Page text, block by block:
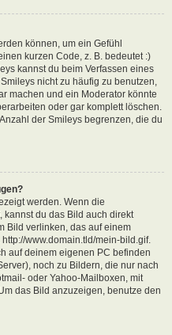
können, um ein Gefühl
kurzen Code, z. B. bedeutet :)
kannst du beim Verfassen eines
nicht zu häufig zu benutzen,
machen und ein Moderator könnte
oder gar komplett löschen.
der Smileys begrenzen, die du
werden. Wenn die
du das Bild auch direkt
Bild verlinken, das auf einem
www.domain.tld/mein-bild.gif.
auf deinem eigenen PC befinden
noch zu Bildern, die nur nach
oder Yahoo-Mailboxen, mit
das Bild anzuzeigen, benutze den